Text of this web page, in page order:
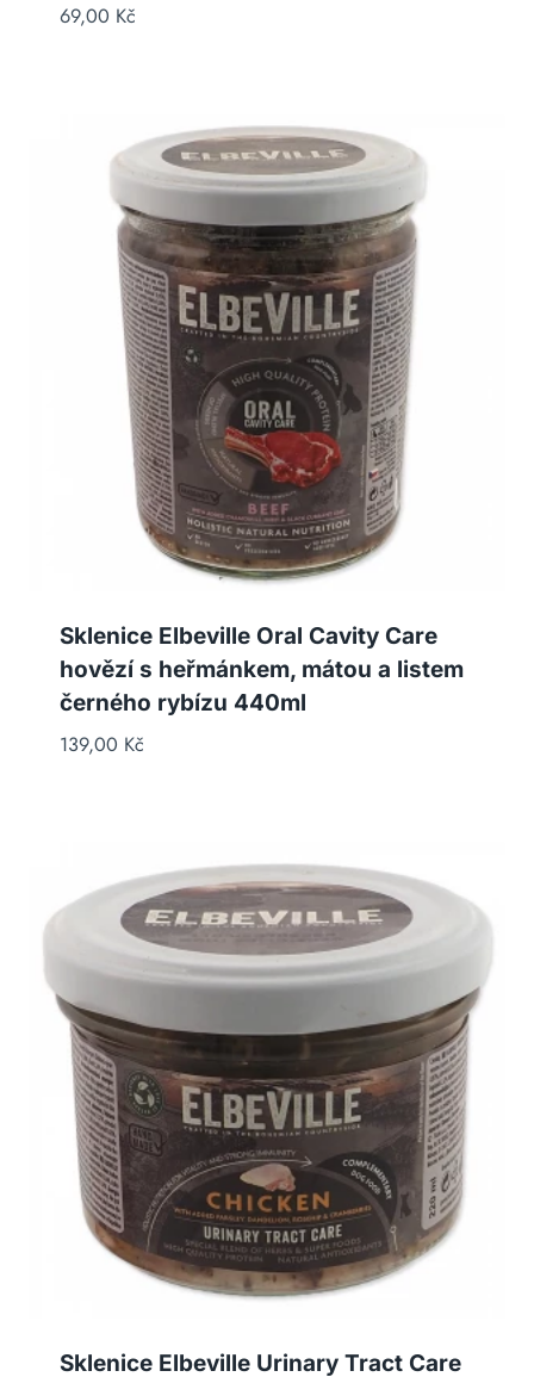
69,00 Kč
Sklenice Elbeville Oral Cavity Care
hovězí s heřmánkem, mátou a listem
černého rybízu 440ml
139,00 Kč
Sklenice Elbeville Urinary Tract Care